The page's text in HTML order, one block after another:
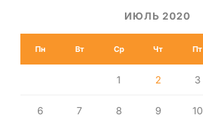
ИЮЛЬ 2020
Пн Вт Ср Чт Пт
1 2 3
6 7 8 9 10